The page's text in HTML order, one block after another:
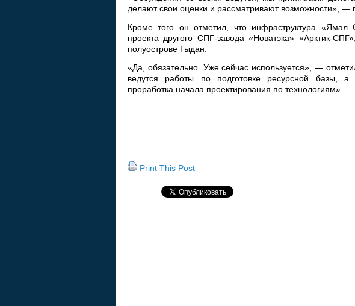
делают свои оценки и рассматривают возможности», —
Кроме того он отметил, что инфраструктура «Ямал
проекта другого СПГ-завода «Новатэка» «Арктик-
полуострове Гыдан.
«Да, обязательно. Уже сейчас используется», —
ведутся работы по подготовке ресурсной базы, а
проработка начала проектирования по технологиям».
Print This Post